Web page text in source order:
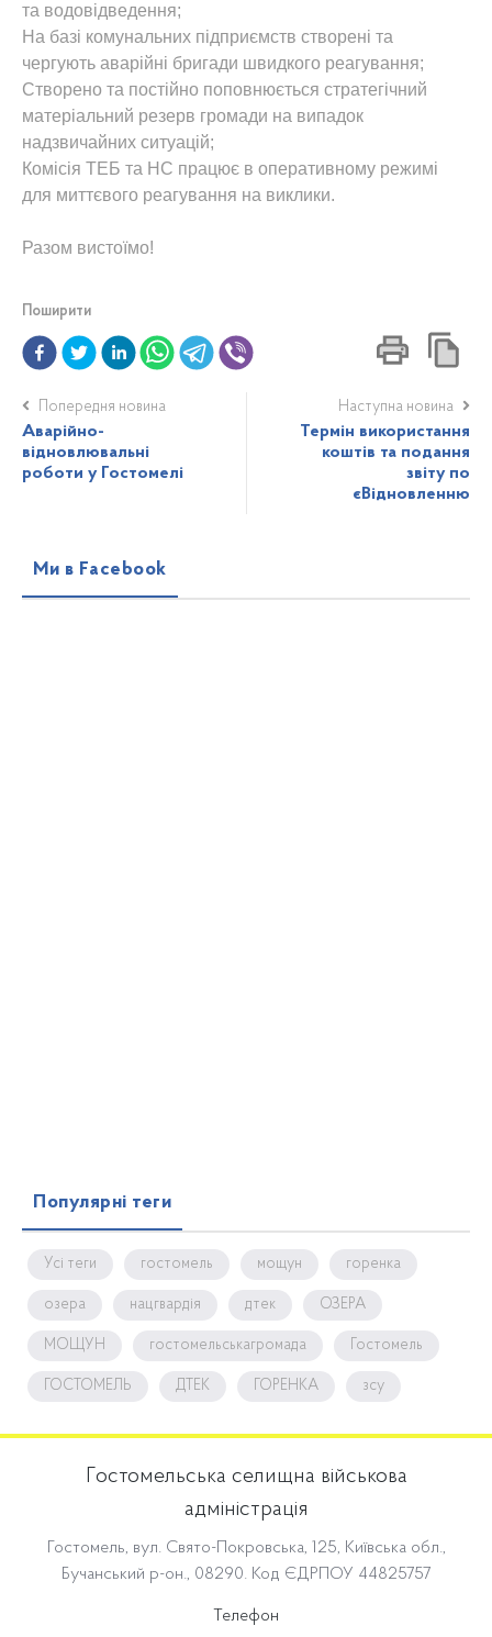
та водовідведення;
На базі комунальних підприємств створені та
чергують аварійні бригади швидкого реагування;
Створено та постійно поповнюється стратегічний
матеріальний резерв громади на випадок
надзвичайних ситуацій;
Комісія ТЕБ та НС працює в оперативному режимі
для миттєвого реагування на виклики.
Разом вистоїмо!
Поширити
Попередня новина
Аварійно-
відновлювальні
роботи у Гостомелі
Наступна новина
Термін використання
коштів та подання
звіту по
єВідновленню
Ми в Facebook
Популярні теги
Усі теги гостомель мощун горенка
озера нацгвардія дтек ОЗЕРА
МОЩУН гостомельськагромада Гостомель
ГОСТОМЕЛЬ ДТЕК ГОРЕНКА зсу
Гостомельська селищна військова
адміністрація
Гостомель, вул. Свято-Покровська, 125, Київська обл.,
Бучанський р-он., 08290. Код ЄДРПОУ 44825757
Телефон